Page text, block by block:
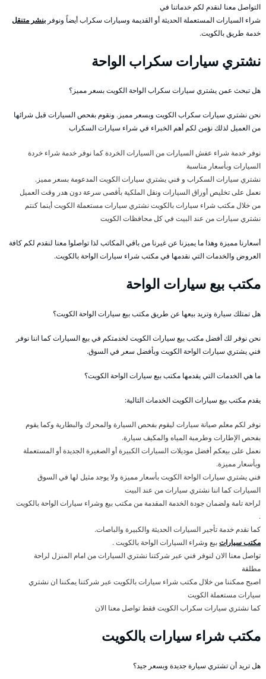
التواصل معنا لنقدم لكم خدماتنا في
شراء السيارات المستعملة الحديثة أو القديمة وسيارات سكراب أيضاً ونوفر بنشر متنقل
خدمة طريق بالكويت.
نشتري سيارات سكراب الواحة
هل تبحث عمن يشتري سيارات سكراب الواحة الكويت بسعر مميز؟
نحن نشتري سيارات سكراب الكويت وبسعر مميز. ونقوم بفحص السيارات قبل شرائها
من العميل لذلك نؤمن لكم أهم الخبراء في شراء سيارات السكراب
نوفر خدمة شراء عفش السيارات من السيارات الخردة كما نوفر خدمة شراء خردة
السيارات وبأسعار مناسبة
نشتري سيارات السكراب و فني يشتري سيارات الكويت المدعومة بسعر مميز.
نعمل على تخليص أوراق السيارات ونقل الملكية بأقصى سرعة دون هدر وقت العميل
من خلال مكتب شراء سيارات بالكويت نشتري سيارات مستعملة الكويت أينما كنتم
نشتري سيارات من عند البيت في كل محافظات الكويت
أسعارنا مميزة وهذا ما يميزنا عن غيرنا من باقي المكاتب لذا تواصلوا معنا لنقدم لكم كافة
العروض والخدمات التي نقدمها في مكتب شراء سيارات الواحة بالكويت.
مكتب بيع سيارات الواحة
هل تمتلك سيارة وتريد بيعها عن طريق مكتب بيع سيارات الواحة الكويت؟
نحن نوفر لك أفضل مكتب بيع سيارات الكويت لخدمتكم في بيع السيارات كما اننا نوفر
فني يشتري سيارات الواحة الكويت وبأفضل سعر في السوق.
ما هي الخدمات التي يقدمها مكتب بيع سيارات الواحة الكويت؟
يقدم مكتب بيع سيارات الكويت الخدمات التالية:
نوفر لكم معلم صيانة سيارات ليقوم بفحص السيارة والمحرك والبطارية وكما يقوم
بفحص الإطارات وطرمبة المياه والمكيف سيارة.
نعمل على بيعكم أفضل موديلات السيارات الكبيرة أو الصغيرة الجديدة أو المستعملة
وبأسعار مميزة.
فني يشتري سيارات الواحة الكويت بأسعار مميزة ولا يوجد مثيل لها في السوق
السيارات كما اننا نشتري سيارات من عند البيت
لراحة تامة ولضمان جودة الخدمة المقدمة من مكتب بيع وشراء سيارات الواحة بالكويت
.
كما نقدم خدمة تأجير السيارات الحديثة والكبيرة والباصات.
مكتب سياراتبيع وشراء السيارات الواحة بالكويت .
تواصل معنا الان لنوفر فني عبر شركتنا نشتري السيارات من امام المنزل لراحة
مطلقة
اصبح ممكننا من خلال مكتب شراء سيارات بالكويت عبر شركتنا يمكننا ان نشتري
سيارات مستعملة الكويت
كما نشتري سيارات سكراب الكويت فقط تواصل معنا الان
مكتب شراء سيارات بالكويت
هل تريد أن تشتري سيارة جديدة وبسعر جيد؟